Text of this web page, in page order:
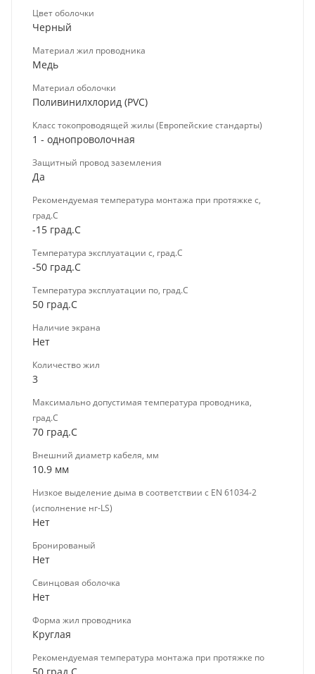
Цвет оболочки
Черный
Материал жил проводника
Медь
Материал оболочки
Поливинилхлорид (PVC)
Класс токопроводящей жилы (Европейские стандарты)
1 - однопроволочная
Защитный провод заземления
Да
Рекомендуемая температура монтажа при протяжке с,
град.C
-15 град.C
Температура эксплуатации с, град.C
-50 град.C
Температура эксплуатации по, град.C
50 град.C
Наличие экрана
Нет
Количество жил
3
Максимально допустимая температура проводника,
град.C
70 град.C
Внешний диаметр кабеля, мм
10.9 мм
Низкое выделение дыма в соответствии с EN 61034-2
(исполнение нг-LS)
Нет
Бронированый
Нет
Свинцовая оболочка
Нет
Форма жил проводника
Круглая
Рекомендуемая температура монтажа при протяжке по
50 град.C